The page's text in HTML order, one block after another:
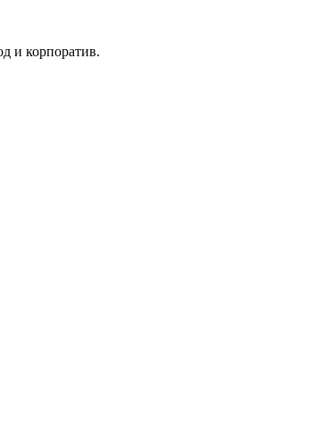
и корпоратив.